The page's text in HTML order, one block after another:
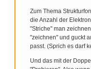
Zum Thema
die Anzahl der
"Striche" man
"zeichnen" und guckt
passt. (Sprich es darf
Und das mit der